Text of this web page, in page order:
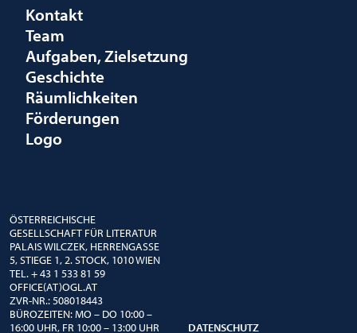
Kontakt
Team
Aufgaben, Zielsetzung
Geschichte
Räumlichkeiten
Förderungen
Logo
ÖSTERREICHISCHE
GESELLSCHAFT FÜR LITERATUR
PALAIS WILCZEK, HERRENGASSE
5, STIEGE 1, 2. STOCK, 1010 WIEN
TEL. + 43 1 533 81 59
OFFICE(AT)OGL.AT
ZVR-NR.: 508018443
BÜROZEITEN: MO – DO 10:00 –
16:00 UHR, FR 10:00 – 13:00 UHR
DATENSCHUTZ